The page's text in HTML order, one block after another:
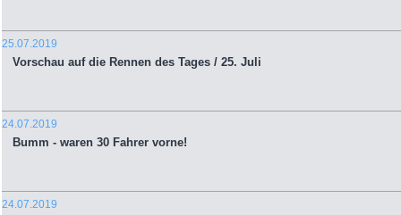
25.07.2019
Vorschau auf die Rennen des Tages / 25. Juli
24.07.2019
Bumm - waren 30 Fahrer vorne!
24.07.2019